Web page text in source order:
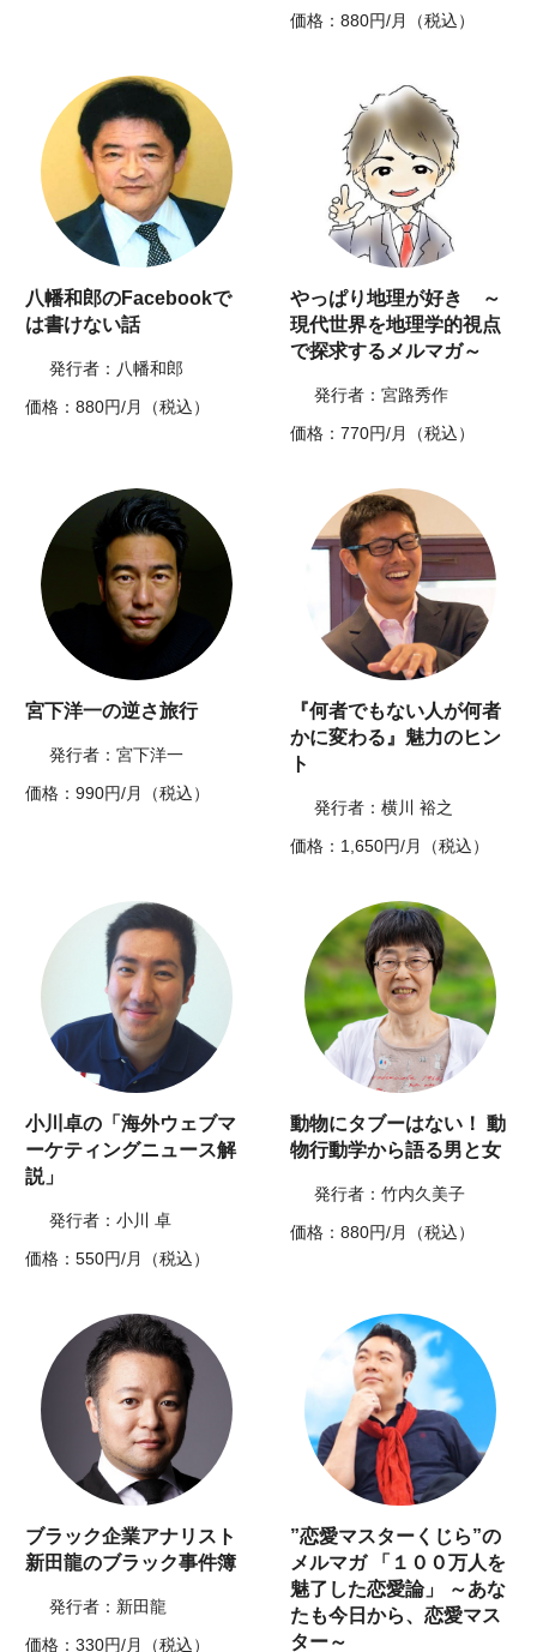
価格：880円/月（税込）
八幡和郎のFacebookで
は書けない話
発行者：八幡和郎
価格：880円/月（税込）
やっぱり地理が好き ～
現代世界を地理学的視点
で探求するメルマガ～
発行者：宮路秀作
価格：770円/月（税込）
宮下洋一の逆さ旅行
発行者：宮下洋一
価格：990円/月（税込）
『何者でもない人が何者
かに変わる』魅力のヒン
ト
発行者：横川 裕之
価格：1,650円/月（税込）
小川卓の「海外ウェブマ
ーケティングニュース解
説」
発行者：小川 卓
価格：550円/月（税込）
動物にタブーはない！ 動
物行動学から語る男と女
発行者：竹内久美子
価格：880円/月（税込）
ブラック企業アナリスト
新田龍のブラック事件簿
発行者：新田龍
価格：330円/月（税込）
”恋愛マスターくじら”の
メルマガ 「１００万人を
魅了した恋愛論」 ～あな
たも今日から、恋愛マス
ター～